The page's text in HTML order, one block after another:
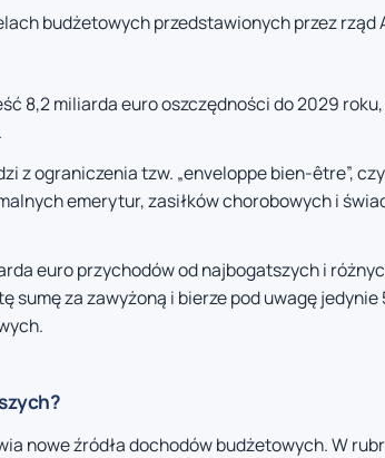
budżetowych przedstawionych przez rząd
8,2 miliarda euro oszczędności do 2029
z ograniczenia tzw. „enveloppe bien-être”,
emerytur, zasiłków chorobowych i
euro przychodów od najbogatszych i
za zawyżoną i bierze pod uwagę jedynie
nowe źródła dochodów budżetowych. W